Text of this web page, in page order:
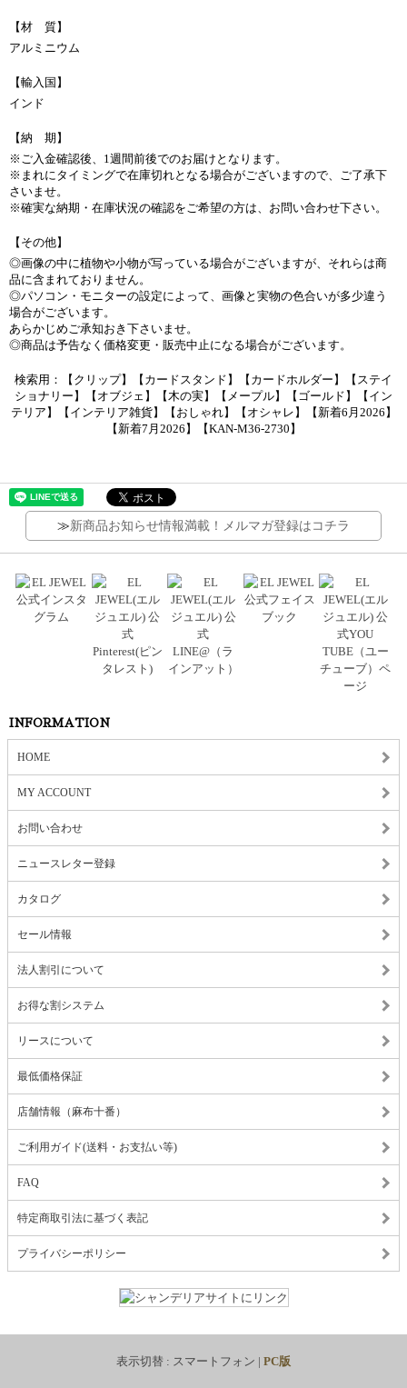
【材 質】
アルミニウム
【輸入国】
インド
【納 期】
※ご入金確認後、1週間前後でのお届けとなります。
※まれにタイミングで在庫切れとなる場合がございますので、ご了承下
さいませ。
※確実な納期・在庫状況の確認をご希望の方は、お問い合わせ下さい。
【その他】
◎画像の中に植物や小物が写っている場合がございますが、それらは商
品に含まれておりません。
◎パソコン・モニターの設定によって、画像と実物の色合いが多少違う
場合がございます。
あらかじめご承知おき下さいませ。
◎商品は予告なく価格変更・販売中止になる場合がございます。
検索用：【クリップ】【カードスタンド】【カードホルダー】【ステイ
ショナリー】【オブジェ】【木の実】【メープル】【ゴールド】【イン
テリア】【インテリア雑貨】【おしゃれ】【オシャレ】【新着6月2026】
【新着7月2026】【KAN-M36-2730】
≫新商品お知らせ情報満載！メルマガ登録はコチラ
INFORMATION
HOME
MY ACCOUNT
お問い合わせ
ニュースレター登録
カタログ
セール情報
法人割引について
お得な割システム
リースについて
最低価格保証
店舗情報（麻布十番）
ご利用ガイド(送料・お支払い等)
FAQ
特定商取引法に基づく表記
プライバシーポリシー
表示切替 : スマートフォン | PC版